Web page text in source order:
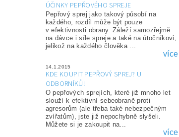
ÚČINKY PEPŘOVÉHO SPREJE
Pepřový sprej jako takový působí na
každého, rozdíl může být pouze
v efektivnosti obrany. Záleží samozřejmě
na dávce i síle spreje a také na útočníkovi,
jelikož na každého člověka ...
více
14.1.2015
KDE KOUPIT PEPŘOVÝ SPREJ? U
ODBORNÍKŮ!
O pepřových sprejích, které již mnoho let
slouží k efektivní sebeobraně proti
agresorům (ale třeba také nebezpečným
zvířatům), jste již nepochybně slyšeli.
Můžete si je zakoupit na...
více